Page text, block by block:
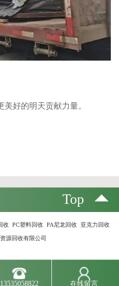
好的明天贡献力量。
Top
收 PC塑料回收 PA尼龙回收 亚克力回收
源回收有限公司
13535058822 在线留言